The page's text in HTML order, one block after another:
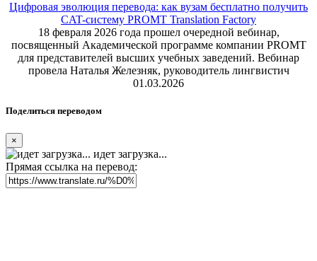
Цифровая эволюция перевода: как вузам бесплатно получить
CAT-систему PROMT Translation Factory
18 февраля 2026 года прошел очередной вебинар,
посвященный Академической программе компании PROMT
для представителей высших учебных заведений. Вебинар
провела Наталья Железняк, руководитель лингвистич
01.03.2026
Поделиться переводом
×
идет загрузка...
Прямая ссылка на перевод: